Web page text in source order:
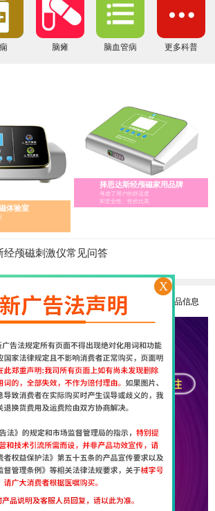
脑瘫 脑血管病 更多科普
体验室
择思达斯经颅磁家用品牌
考虑了用户的舒适度
和安全性、性价比高
用——择思达斯经颅磁家用品牌
治疗仪怎么辨别真假?
经颅磁刺激仪常见问答
症用经颅磁治疗和吃药哪个效果好
更多产品信息
X